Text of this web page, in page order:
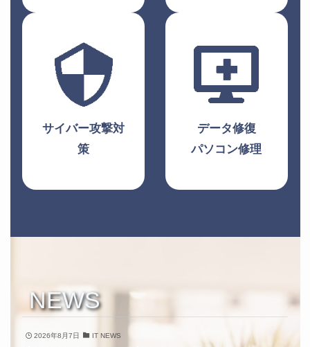
サイバー攻撃対
策
データ修復
パソコン修理
NEWS
2026年8月7日 IT NEWS